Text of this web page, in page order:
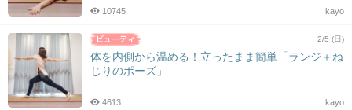
kayo
10745
2/5 (日)
体を内側から温める！立ったまま簡単「ランジ＋ね
じりのポーズ」
kayo
4613